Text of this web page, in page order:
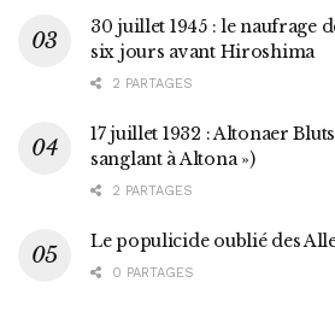
30 juillet 1945 : le naufrage
six jours avant Hiroshima
2 PARTAGES
17 juillet 1932 : Altonaer
sanglant à Altona »)
2 PARTAGES
Le populicide oublié des
0 PARTAGES